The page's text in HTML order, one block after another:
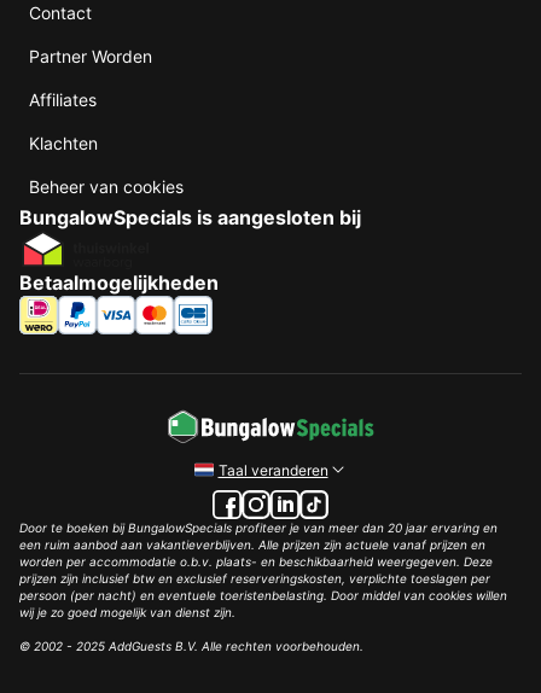
Contact
Partner Worden
Affiliates
Klachten
Beheer van cookies
BungalowSpecials is aangesloten bij
Betaalmogelijkheden
Taal veranderen
Door te boeken bij BungalowSpecials profiteer je van meer dan 20 jaar ervaring en
een ruim aanbod aan vakantieverblijven. Alle prijzen zijn actuele vanaf prijzen en
worden per accommodatie o.b.v. plaats- en beschikbaarheid weergegeven. Deze
prijzen zijn inclusief btw en exclusief reserveringskosten, verplichte toeslagen per
persoon (per nacht) en eventuele toeristenbelasting. Door middel van cookies willen
wij je zo goed mogelijk van dienst zijn.
© 2002 - 2025 AddGuests B.V. Alle rechten voorbehouden.